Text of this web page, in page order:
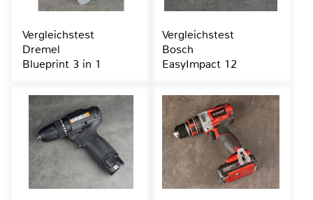
Vergleichstest
Dremel
Blueprint 3 in 1
Vergleichstest
Bosch
EasyImpact 12